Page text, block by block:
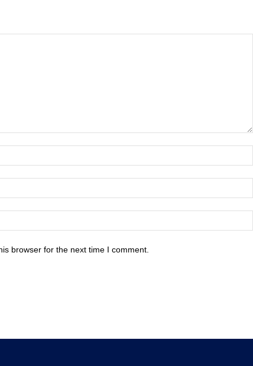
browser for the next time I comment.